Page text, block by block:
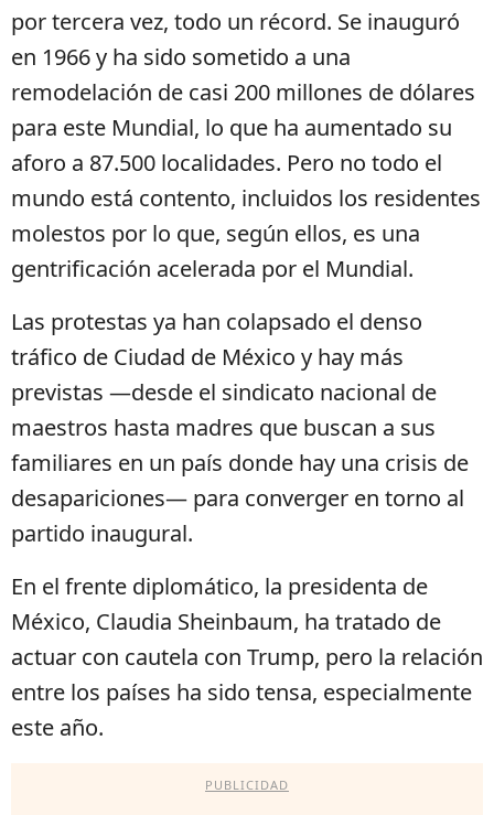
por tercera vez, todo un récord. Se inauguró
en 1966 y ha sido sometido a una
remodelación de casi 200 millones de dólares
para este Mundial, lo que ha aumentado su
aforo a 87.500 localidades. Pero no todo el
mundo está contento, incluidos los residentes
molestos por lo que, según ellos, es una
gentrificación acelerada por el Mundial.
Las protestas ya han colapsado el denso
tráfico de Ciudad de México y hay más
previstas —desde el sindicato nacional de
maestros hasta madres que buscan a sus
familiares en un país donde hay una crisis de
desapariciones— para converger en torno al
partido inaugural.
En el frente diplomático, la presidenta de
México, Claudia Sheinbaum, ha tratado de
actuar con cautela con Trump, pero la relación
entre los países ha sido tensa, especialmente
este año.
PUBLICIDAD